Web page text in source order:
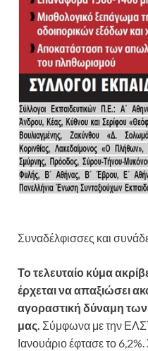
Συναδέλφισσες και
Το τελευταίο κύμα
έρχεται να απαξιώσει
αγοραστική δύναμη
μας. Σύμφωνα με την
Ιανουάριο έφτασε το